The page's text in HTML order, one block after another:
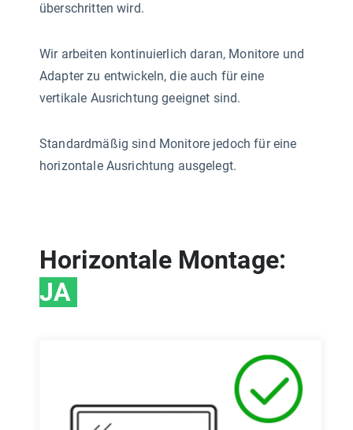
überschritten wird.
Wir arbeiten kontinuierlich daran, Monitore und
Adapter zu entwickeln, die auch für eine
vertikale Ausrichtung geeignet sind.
Standardmäßig sind Monitore jedoch für eine
horizontale Ausrichtung ausgelegt.
Horizontale Montage:
JA